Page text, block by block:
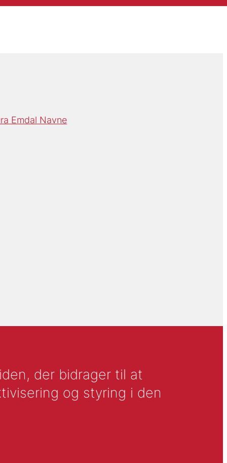
Emdal Navne
der bidrager til at
og styring i den